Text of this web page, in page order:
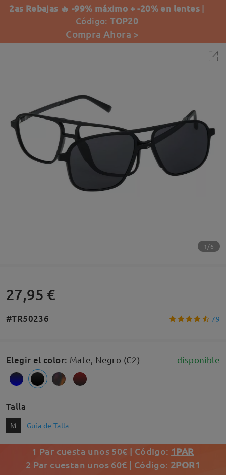
2as Rebajas 🔥 -99% máximo + -20% en lentes |
Código:TOP20
Compra Ahora >
1/6
27,95 €
#TR50236 79
Elegir el color: Mate, Negro (C2) disponible
Talla
M Guía de Talla
1 Par cuesta unos 50€ | Código: 1PAR
2 Par cuestan unos 60€ | Código: 2POR1